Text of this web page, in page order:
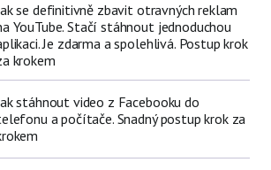
se definitivně zbavit otravných reklam
YouTube. Stačí stáhnout jednoduchou
Je zdarma a spolehlivá. Postup krok
krokem
stáhnout video z Facebooku do
a počítače. Snadný postup krok za